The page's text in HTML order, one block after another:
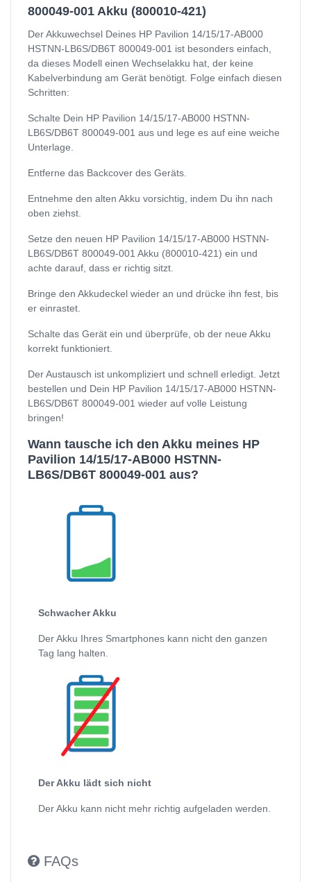
800049-001 Akku (800010-421)
Der Akkuwechsel Deines HP Pavilion 14/15/17-AB000
HSTNN-LB6S/DB6T 800049-001 ist besonders einfach,
da dieses Modell einen Wechselakku hat, der keine
Kabelverbindung am Gerät benötigt. Folge einfach diesen
Schritten:
Schalte Dein HP Pavilion 14/15/17-AB000 HSTNN-
LB6S/DB6T 800049-001 aus und lege es auf eine weiche
Unterlage.
Entferne das Backcover des Geräts.
Entnehme den alten Akku vorsichtig, indem Du ihn nach
oben ziehst.
Setze den neuen HP Pavilion 14/15/17-AB000 HSTNN-
LB6S/DB6T 800049-001 Akku (800010-421) ein und
achte darauf, dass er richtig sitzt.
Bringe den Akkudeckel wieder an und drücke ihn fest, bis
er einrastet.
Schalte das Gerät ein und überprüfe, ob der neue Akku
korrekt funktioniert.
Der Austausch ist unkompliziert und schnell erledigt. Jetzt
bestellen und Dein HP Pavilion 14/15/17-AB000 HSTNN-
LB6S/DB6T 800049-001 wieder auf volle Leistung
bringen!
Wann tausche ich den Akku meines HP
Pavilion 14/15/17-AB000 HSTNN-
LB6S/DB6T 800049-001 aus?
Schwacher Akku
Der Akku Ihres Smartphones kann nicht den ganzen
Tag lang halten.
Der Akku lädt sich nicht
Der Akku kann nicht mehr richtig aufgeladen werden.
FAQs